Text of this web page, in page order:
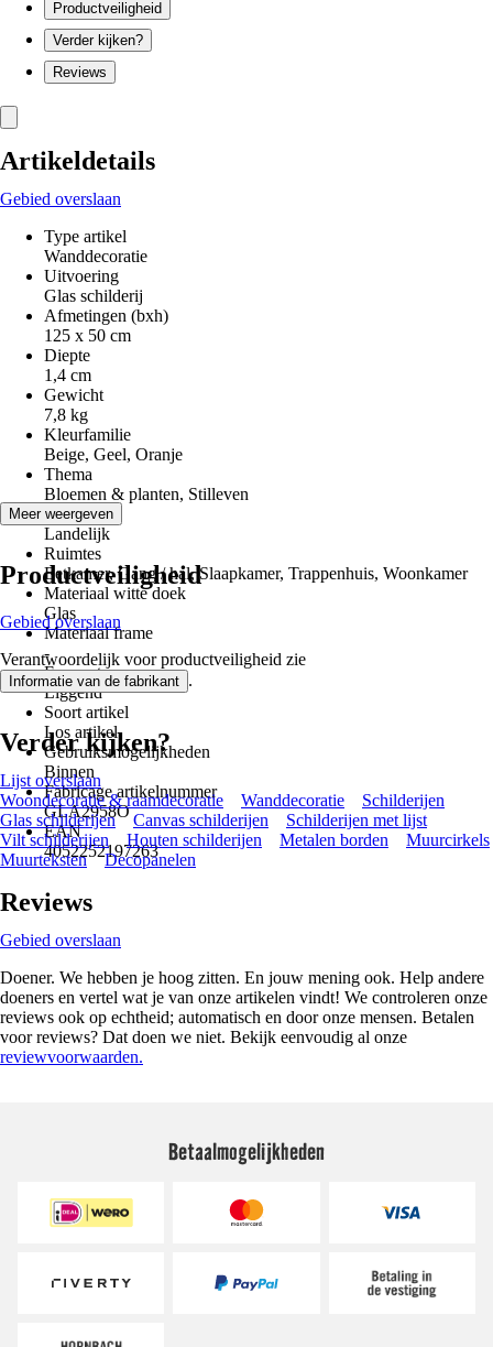
Productveiligheid
Verder kijken?
Reviews
Artikeldetails
Gebied overslaan
Type artikel
Wanddecoratie
Uitvoering
Glas schilderij
Afmetingen (bxh)
125 x 50 cm
Diepte
1,4 cm
Gewicht
7,8 kg
Kleurfamilie
Beige, Geel, Oranje
Thema
Bloemen & planten, Stilleven
Stijl
Landelijk
Ruimtes
Eetkamer, Gang / hal, Slaapkamer, Trappenhuis, Woonkamer
Materiaal witte doek
Glas
Materiaal frame
-
Formaat
Liggend
Soort artikel
Los artikel
Gebruiksmogelijkheden
Binnen
Fabricage artikelnummer
GLA2958O
EAN
4052252197263
Meer weergeven
Productveiligheid
Gebied overslaan
Verantwoordelijk voor productveiligheid zie
Informatie van de fabrikant .
Verder kijken?
Lijst overslaan
Woondecoratie & raamdecoratie
Wanddecoratie
Schilderijen
Glas schilderijen
Canvas schilderijen
Schilderijen met lijst
Vilt schilderijen
Houten schilderijen Metalen borden
Muurcirkels
Muurteksten
Decopanelen
Reviews
Gebied overslaan
Doener. We hebben je hoog zitten. En jouw mening ook. Help andere
doeners en vertel wat je van onze artikelen vindt! We controleren onze
reviews ook op echtheid; automatisch en door onze mensen. Betalen
voor reviews? Dat doen we niet. Bekijk eenvoudig al onze
reviewvoorwaarden.
Betaalmogelijkheden